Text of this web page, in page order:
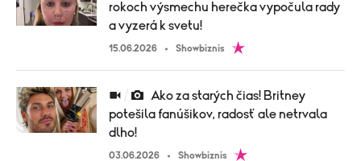
rokoch výsmechu herečka vypočula rady
a vyzerá k svetu!
15.06.2026 Showbiznis
potešila fanúšikov, radosť ale netrvala
dlho!
03.06.2026 Showbiznis